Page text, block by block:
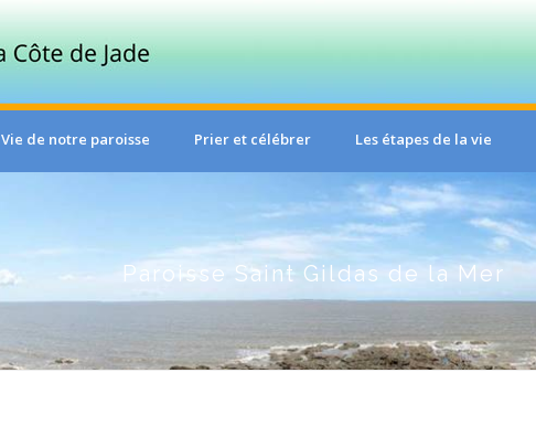
Vie de notre paroisse Prier et célébrer Les étapes de la vie
Paroisse Saint Gildas de la Mer